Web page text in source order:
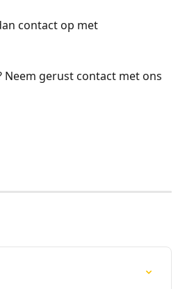
contact op met
Neem gerust contact met ons